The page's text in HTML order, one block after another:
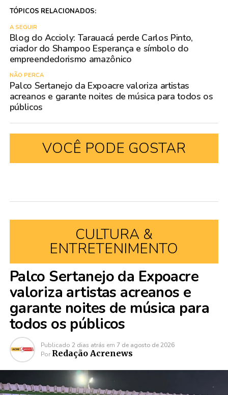
TÓPICOS RELACIONADOS:
A SEGUIR
Blog do Accioly: Tarauacá perde Carlos Pinto,
criador do Shampoo Esperança e símbolo do
empreendedorismo amazônico
NÃO PERCA
Palco Sertanejo da Expoacre valoriza artistas
acreanos e garante noites de música para todos os
públicos
VOCÊ PODE GOSTAR
CULTURA &
ENTRETENIMENTO
Palco Sertanejo da Expoacre
valoriza artistas acreanos e
garante noites de música para
todos os públicos
Publicado 2 dias atrás em 7 de agosto de 2026
Por Redação Acrenews